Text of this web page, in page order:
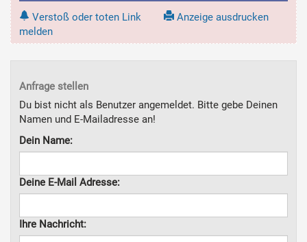
Verstoß oder toten Link
melden
Anzeige ausdrucken
Anfrage stellen
Du bist nicht als Benutzer angemeldet. Bitte gebe Deinen
Namen und E-Mailadresse an!
Dein Name:
Deine E-Mail Adresse:
Ihre Nachricht: